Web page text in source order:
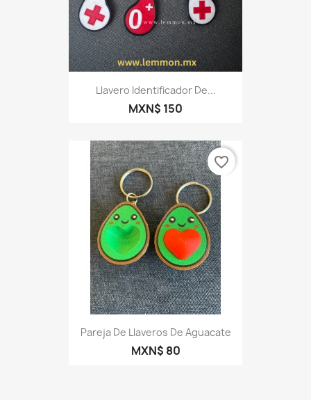
Llavero Identificador De...
MXN$ 150
Pareja De Llaveros De Aguacate
MXN$ 80
favorite_border